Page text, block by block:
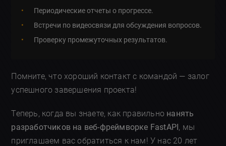
Периодические отчеты о прогрессе.
Встречи по видеосвязи для обсуждения вопросов.
Проверку промежуточных результатов.
Помните, что хороший контакт с командой — залог
успешного завершения проекта!
Теперь, когда вы знаете, как правильно нанять
разработчиков на веб-фреймворке FastAPI, мы
приглашаем вас обратиться к нам! У нас 20 лет